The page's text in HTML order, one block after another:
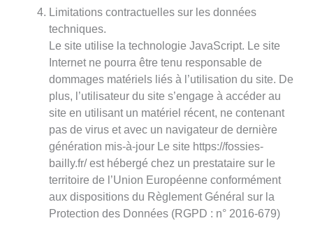
Limitations contractuelles sur les données
techniques.
Le site utilise la technologie JavaScript. Le site
Internet ne pourra être tenu responsable de
dommages matériels liés à l’utilisation du site. De
plus, l’utilisateur du site s’engage à accéder au
site en utilisant un matériel récent, ne contenant
pas de virus et avec un navigateur de dernière
génération mis-à-jour Le site https://fossies-
bailly.fr/ est hébergé chez un prestataire sur le
territoire de l’Union Européenne conformément
aux dispositions du Règlement Général sur la
Protection des Données (RGPD : n° 2016-679)